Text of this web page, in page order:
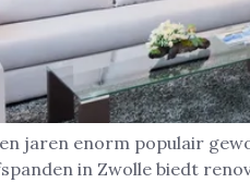
jaren enorm populair
in Zwolle biedt